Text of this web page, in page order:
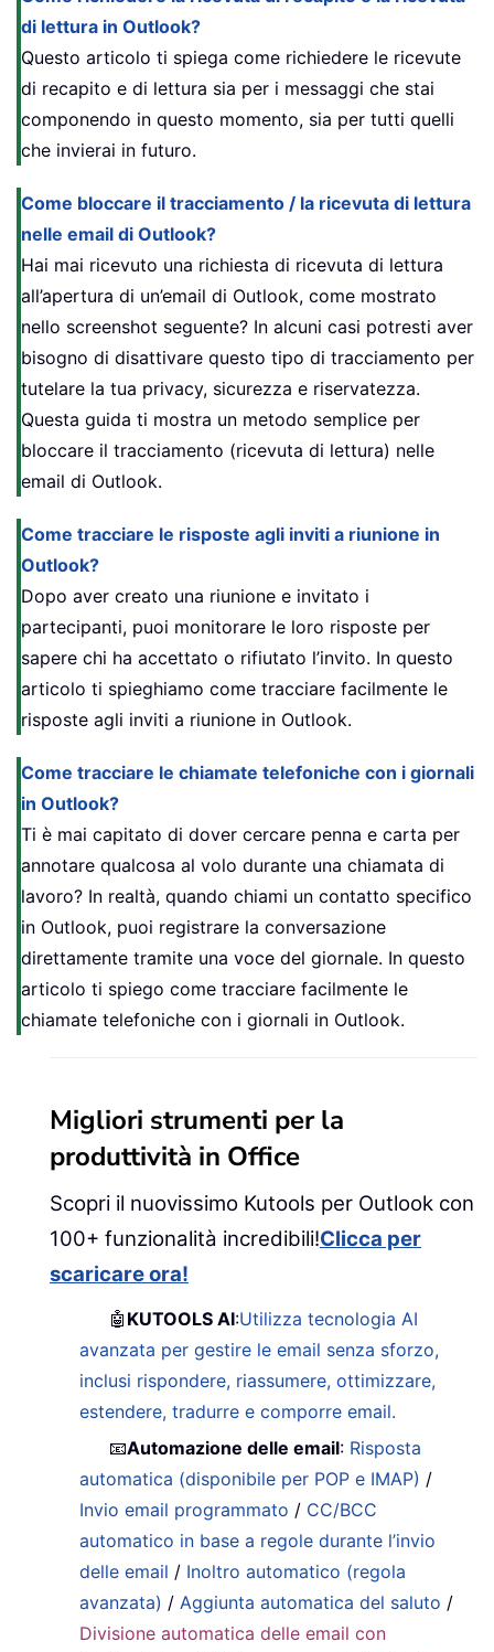
di lettura in Outlook?
Questo articolo ti spiega come richiedere le ricevute
di recapito e di lettura sia per i messaggi che stai
componendo in questo momento, sia per tutti quelli
che invierai in futuro.
Come bloccare il tracciamento / la ricevuta di lettura
nelle email di Outlook?
Hai mai ricevuto una richiesta di ricevuta di lettura
all’apertura di un’email di Outlook, come mostrato
nello screenshot seguente? In alcuni casi potresti aver
bisogno di disattivare questo tipo di tracciamento per
tutelare la tua privacy, sicurezza e riservatezza.
Questa guida ti mostra un metodo semplice per
bloccare il tracciamento (ricevuta di lettura) nelle
email di Outlook.
Come tracciare le risposte agli inviti a riunione in
Outlook?
Dopo aver creato una riunione e invitato i
partecipanti, puoi monitorare le loro risposte per
sapere chi ha accettato o rifiutato l’invito. In questo
articolo ti spieghiamo come tracciare facilmente le
risposte agli inviti a riunione in Outlook.
Come tracciare le chiamate telefoniche con i giornali
in Outlook?
Ti è mai capitato di dover cercare penna e carta per
annotare qualcosa al volo durante una chiamata di
lavoro? In realtà, quando chiami un contatto specifico
in Outlook, puoi registrare la conversazione
direttamente tramite una voce del giornale. In questo
articolo ti spiego come tracciare facilmente le
chiamate telefoniche con i giornali in Outlook.
Migliori strumenti per la
produttività in Office
Scopri il nuovissimo Kutools per Outlook con
100+ funzionalità incredibili!Clicca per
scaricare ora!
🤖 KUTOOLS AI:Utilizza tecnologia AI
avanzata per gestire le email senza sforzo,
inclusi rispondere, riassumere, ottimizzare,
estendere, tradurre e comporre email.
📧Automazione delle email: Risposta
automatica (disponibile per POP e IMAP) /
Invio email programmato / CC/BCC
automatico in base a regole durante l’invio
delle email / Inoltro automatico (regola
avanzata) /Aggiunta automatica del saluto /
Divisione automatica delle email con